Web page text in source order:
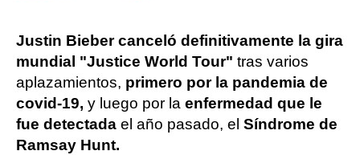
Justin Bieber canceló definitivamente la gira
mundial "Justice World Tour" tras varios
aplazamientos, primero por la pandemia de
covid-19, y luego por la enfermedad que le
fue detectada el año pasado, el Síndrome de
Ramsay Hunt.